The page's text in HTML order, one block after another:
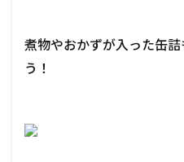
煮物やおかずが入った缶
う！